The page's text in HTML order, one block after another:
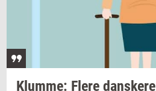
Klum­me: Flere dan­ske­re